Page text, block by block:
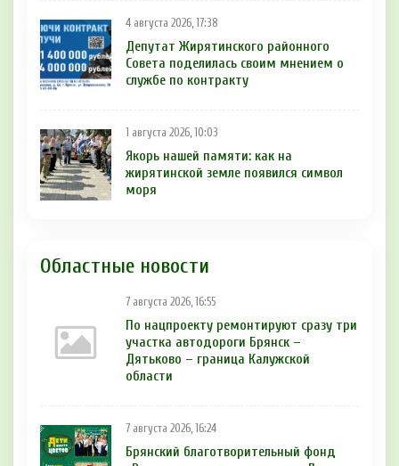
4 августа 2026, 17:38
Депутат Жирятинского районного
Совета поделилась своим мнением о
службе по контракту
1 августа 2026, 10:03
Якорь нашей памяти: как на
жирятинской земле появился символ
моря
Областные новости
7 августа 2026, 16:55
По нацпроекту ремонтируют сразу три
участка автодороги Брянск –
Дятьково – граница Калужской
области
7 августа 2026, 16:24
Брянский благотворительный фонд